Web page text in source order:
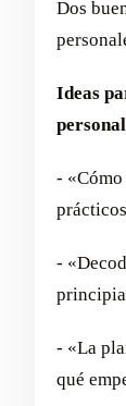
Dos
Ideas
- «Cómo
-
- «La
qué